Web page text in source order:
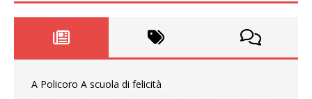
A Policoro A scuola di felicità